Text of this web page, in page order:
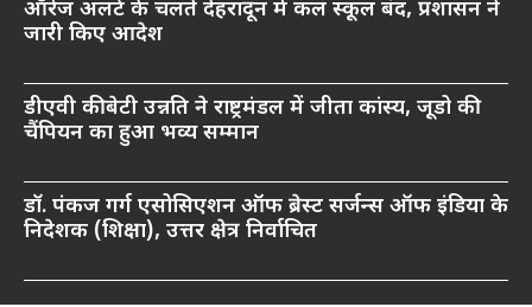
ऑरेंज अलर्ट के चलते देहरादून में कल स्कूल बंद, प्रशासन ने
जारी किए आदेश
डीएवी की बेटी उन्नति ने राष्ट्रमंडल में जीता कांस्य, जूडो की
चैंपियन का हुआ भव्य सम्मान
डॉ. पंकज गर्ग एसोसिएशन ऑफ ब्रेस्ट सर्जन्स ऑफ इंडिया के
निदेशक (शिक्षा), उत्तर क्षेत्र निर्वाचित